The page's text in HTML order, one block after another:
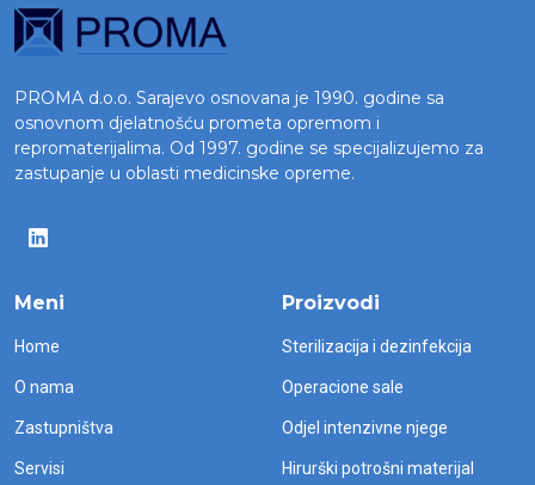
PROMA d.o.o. Sarajevo osnovana je 1990. godine sa
osnovnom djelatnošću prometa opremom i
repromaterijalima. Od 1997. godine se specijalizujemo za
zastupanje u oblasti medicinske opreme.
Meni
Home
O nama
Zastupništva
Servisi
Proizvodi
Sterilizacija i dezinfekcija
Operacione sale
Odjel intenzivne njege
Hirurški potrošni materijal